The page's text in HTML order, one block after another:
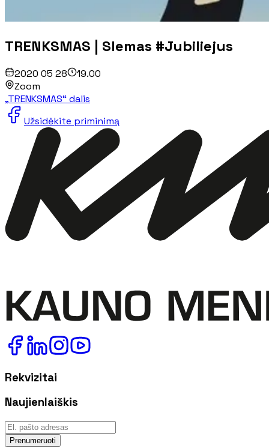
TRENKSMAS | Slemas #Jubiliejus
2020 05 28
19.00
Zoom
„TRENKSMAS“ dalis
Užsidėkite priminimą
Rekvizitai
Naujienlaiškis
Prenumeruoti